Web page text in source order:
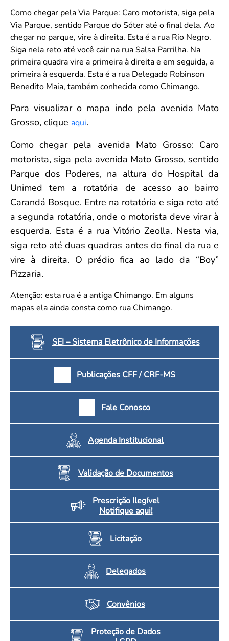
Como chegar pela Via Parque: Caro motorista, siga pela
Via Parque, sentido Parque do Sóter até o final dela. Ao
chegar no parque, vire à direita. Esta é a rua Rio Negro.
Siga nela reto até você cair na rua Salsa Parrilha. Na
primeira quadra vire a primeira à direita e em seguida, a
primeira à esquerda. Esta é a rua Delegado Robinson
Benedito Maia, também conhecida como Chimango.
Para visualizar o mapa indo pela avenida Mato
Grosso, clique aqui.
Como chegar pela avenida Mato Grosso: Caro
motorista, siga pela avenida Mato Grosso, sentido
Parque dos Poderes, na altura do Hospital da
Unimed tem a rotatória de acesso ao bairro
Carandá Bosque. Entre na rotatória e siga reto até
a segunda rotatória, onde o motorista deve virar à
esquerda. Esta é a rua Vitório Zeolla. Nesta via,
siga reto até duas quadras antes do final da rua e
vire à direita. O prédio fica ao lado da “Boy”
Pizzaria.
Atenção: esta rua é a antiga Chimango. Em alguns
mapas ela ainda consta como rua Chimango.
SEI – Sistema Eletrônico de Informações
Publicações CFF / CRF-MS
Fale Conosco
Agenda Institucional
Validação de Documentos
Prescrição Ilegível
Notifique aqui!
Licitação
Delegados
Convênios
Proteção de Dados